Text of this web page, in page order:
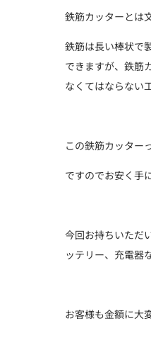
鉄筋カッターとは
鉄筋は長い棒状で
できますが、鉄筋
なくてはならない
この鉄筋カッター
ですのでお安く手
今回お持ちいただ
ッテリー、充電器
お客様も金額に大